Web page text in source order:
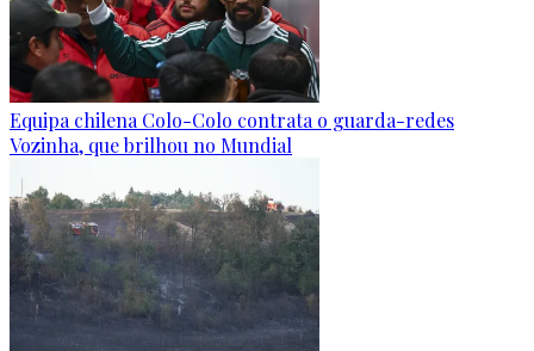
Equipa chilena Colo-Colo contrata o guarda-redes
Vozinha, que brilhou no Mundial